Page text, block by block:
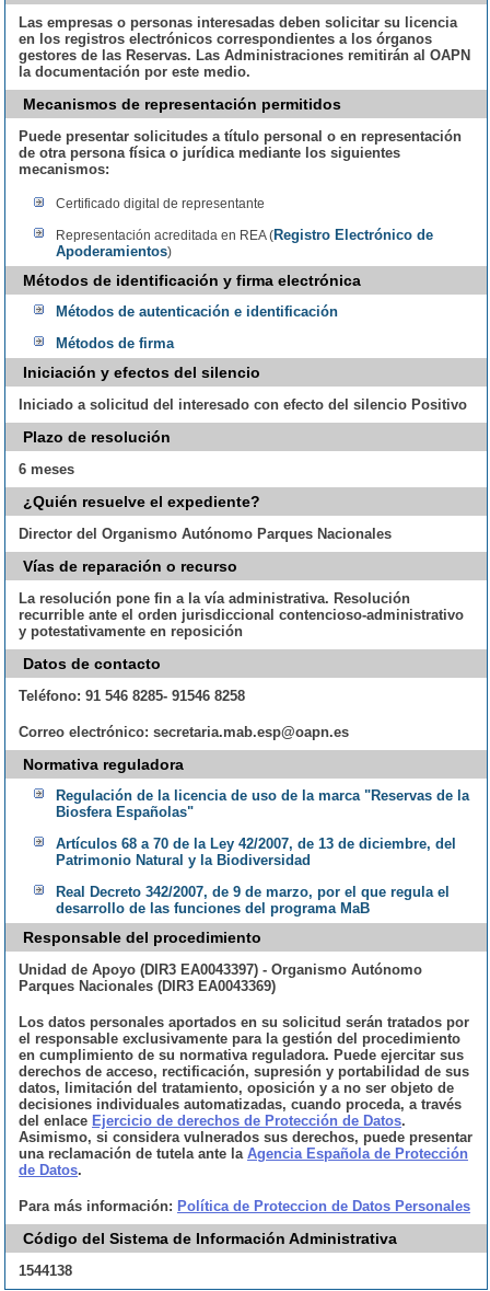
Las empresas o personas interesadas deben solicitar su licencia
en los registros electrónicos correspondientes a los órganos
gestores de las Reservas. Las Administraciones remitirán al OAPN
la documentación por este medio.
Mecanismos de representación permitidos
Puede presentar solicitudes a título personal o en representación
de otra persona física o jurídica mediante los siguientes
mecanismos:
Certificado digital de representante
Representación acreditada en REA (Registro Electrónico de
Apoderamientos)
Métodos de identificación y firma electrónica
Métodos de autenticación e identificación
Métodos de firma
Iniciación y efectos del silencio
Iniciado a solicitud del interesado con efecto del silencio Positivo
Plazo de resolución
6 meses
¿Quién resuelve el expediente?
Director del Organismo Autónomo Parques Nacionales
Vías de reparación o recurso
La resolución pone fin a la vía administrativa. Resolución
recurrible ante el orden jurisdiccional contencioso-administrativo
y potestativamente en reposición
Datos de contacto
Teléfono: 91 546 8285- 91546 8258
Correo electrónico: secretaria.mab.esp@oapn.es
Normativa reguladora
Regulación de la licencia de uso de la marca "Reservas de la
Biosfera Españolas"
Artículos 68 a 70 de la Ley 42/2007, de 13 de diciembre, del
Patrimonio Natural y la Biodiversidad
Real Decreto 342/2007, de 9 de marzo, por el que regula el
desarrollo de las funciones del programa MaB
Responsable del procedimiento
Unidad de Apoyo (DIR3 EA0043397) - Organismo Autónomo
Parques Nacionales (DIR3 EA0043369)
Los datos personales aportados en su solicitud serán tratados por
el responsable exclusivamente para la gestión del procedimiento
en cumplimiento de su normativa reguladora. Puede ejercitar sus
derechos de acceso, rectificación, supresión y portabilidad de sus
datos, limitación del tratamiento, oposición y a no ser objeto de
decisiones individuales automatizadas, cuando proceda, a través
del enlace Ejercicio de derechos de Protección de Datos.
Asimismo, si considera vulnerados sus derechos, puede presentar
una reclamación de tutela ante la Agencia Española de Protección
de Datos.
Para más información: Política de Proteccion de Datos Personales
Código del Sistema de Información Administrativa
1544138